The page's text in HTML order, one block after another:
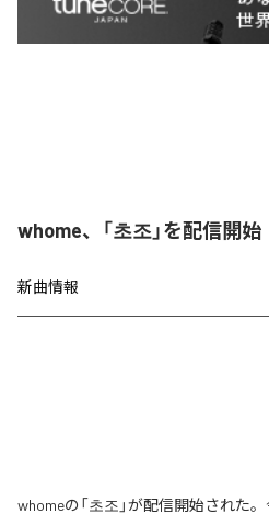
whome、「초조」を配信開始
新曲情報
whomeの「초조」が配信開始された